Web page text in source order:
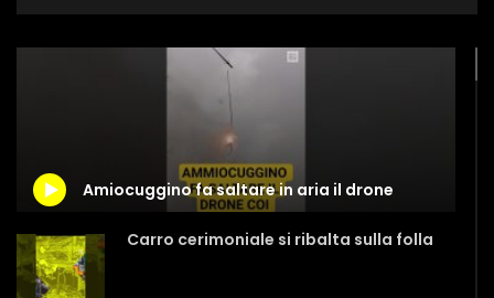
Amiocuggino fa saltare in aria il drone
Carro cerimoniale si ribalta sulla folla